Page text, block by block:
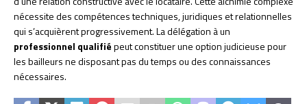
nécessite des compétences techniques, juridiques et relationnelles
qui s’acquièrent progressivement. La délégation à un
professionnel qualifiépeut constituer une option judicieuse pour
les bailleurs ne disposant pas du temps ou des connaissances
nécessaires.